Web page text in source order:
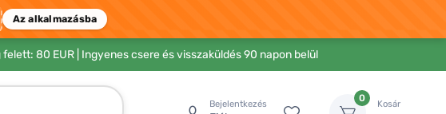
Az alkalmazásba
felett: 80 EUR | Ingyenes csere és visszaküldés 90 napon belül
Bejelentkezés
0
Kosár